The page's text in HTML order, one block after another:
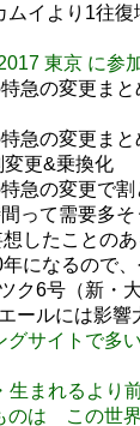
ムイより1往
東京 に参
急の変更ま
急の変更ま
更&乗換化
急の変更で
って需要多
したことの
になるので
ク6号（新・
ールには影響
グサイトで多
生まれるよ
のは この世